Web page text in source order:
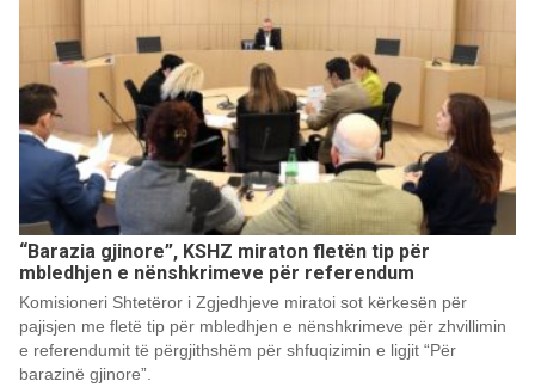
“Barazia gjinore”, KSHZ miraton fletën tip për
mbledhjen e nënshkrimeve për referendum
Komisioneri Shtetëror i Zgjedhjeve miratoi sot kërkesën për
pajisjen me fletë tip për mbledhjen e nënshkrimeve për zhvillimin
e referendumit të përgjithshëm për shfuqizimin e ligjit “Për
barazinë gjinore”.